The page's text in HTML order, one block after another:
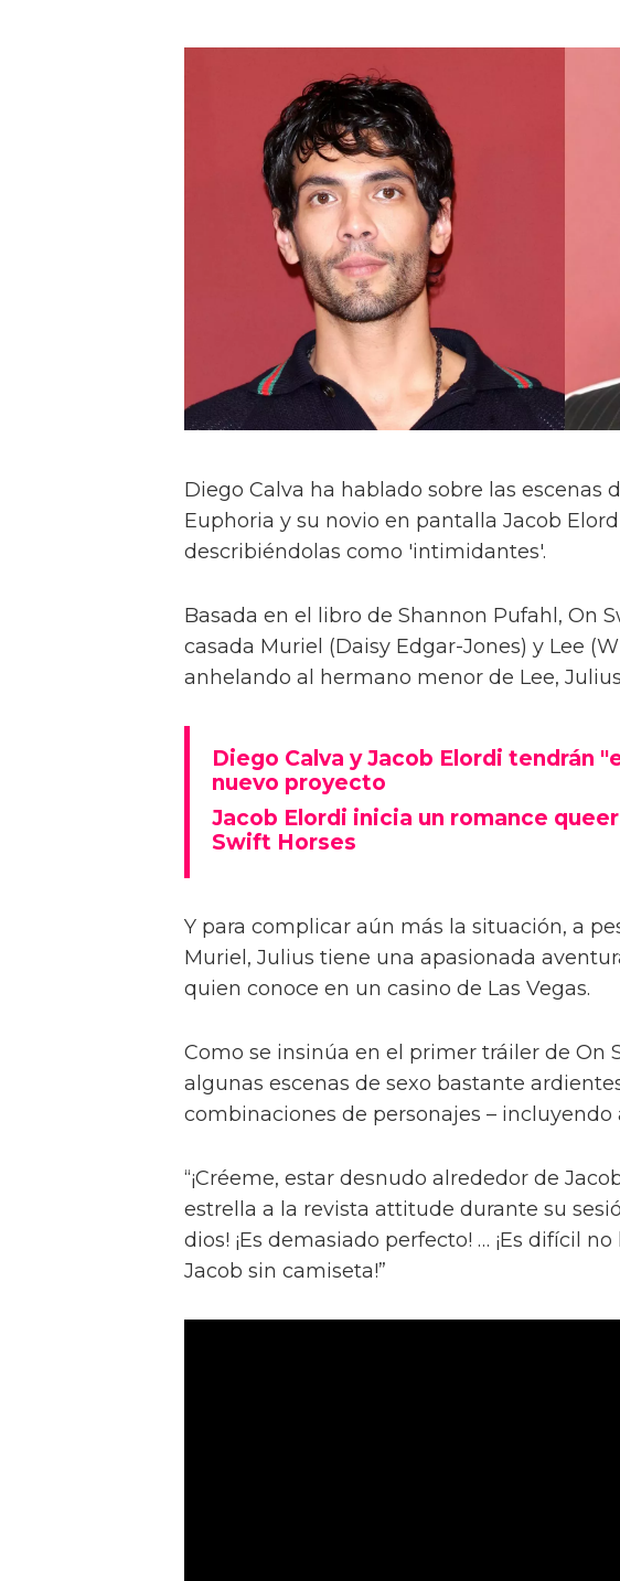
Diego Calva ha hablado sobre las escenas
Euphoria y su novio en pantalla Jacob
describiéndolas como 'intimidantes'.
Basada en el libro de Shannon Pufahl, On
casada Muriel (Daisy Edgar-Jones) y Lee
anhelando al hermano menor de Lee,
Diego Calva y Jacob Elordi tendrán
nuevo proyecto
Jacob Elordi inicia un romance
Swift Horses
Y para complicar aún más la situación, a
Muriel, Julius tiene una apasionada
quien conoce en un casino de Las Vegas.
Como se insinúa en el primer tráiler de On
algunas escenas de sexo bastante
combinaciones de personajes – incluyendo
“¡Créeme, estar desnudo alrededor de
estrella a la revista attitude durante su
dios! ¡Es demasiado perfecto! … ¡Es difícil
Jacob sin camiseta!”